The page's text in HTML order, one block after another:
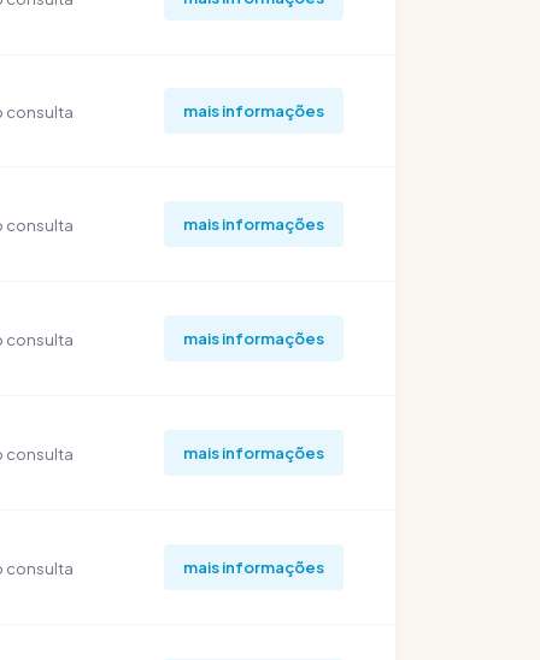
consulta mais informações
consulta mais informações
consulta mais informações
consulta mais informações
consulta mais informações